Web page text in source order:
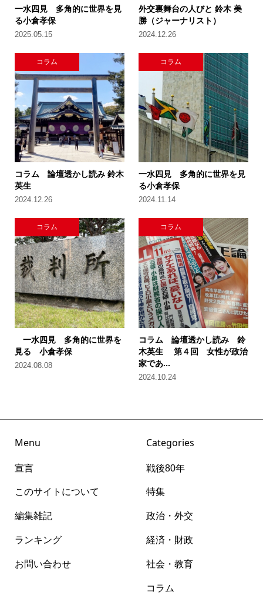
一水四見 多角的に世界を見
る小倉孝保
2025.05.15
外交裏舞台の人びと 鈴木 美
勝（ジャーナリスト）
2024.12.26
コラム
コラム 論壇透かし読み 鈴木
英生
2024.12.26
コラム
一水四見 多角的に世界を見
る小倉孝保
2024.11.14
コラム
一水四見 多角的に世界を
見る 小倉孝保
2024.08.08
コラム
コラム 論壇透かし読み 鈴
木英生 第４回 女性が政治
家であ...
2024.10.24
Menu
宣言
このサイトについて
編集雑記
ランキング
お問い合わせ
Categories
戦後80年
特集
政治・外交
経済・財政
社会・教育
コラム